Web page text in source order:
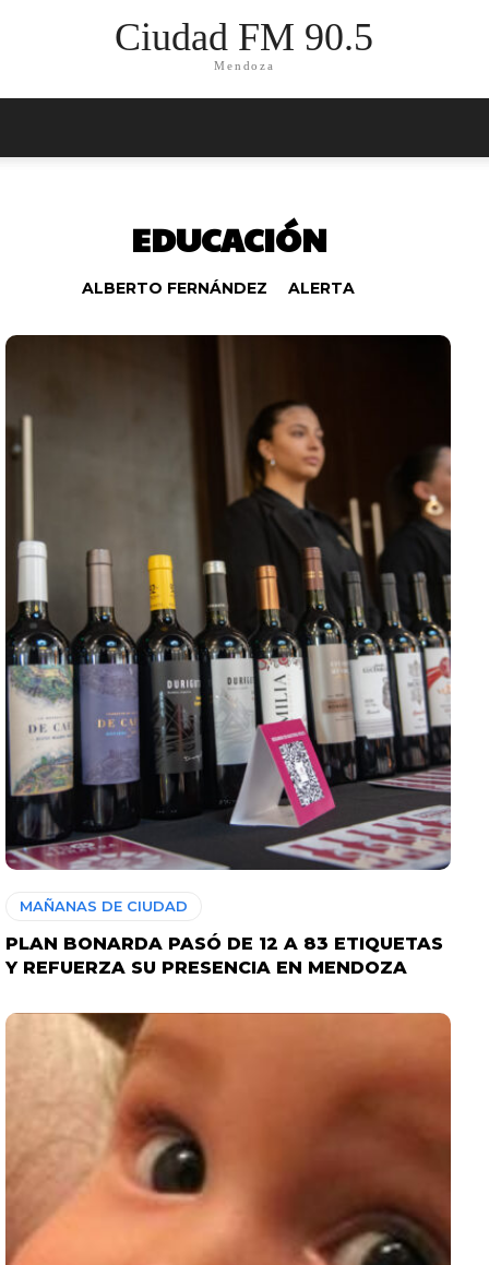
Ciudad FM 90.5
Mendoza
EDUCACIÓN
ALBERTO FERNÁNDEZ ALERTA
MAÑANAS DE CIUDAD
PLAN BONARDA PASÓ DE 12 A 83 ETIQUETAS
Y REFUERZA SU PRESENCIA EN MENDOZA